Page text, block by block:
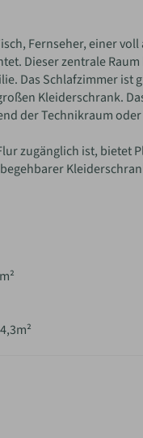
Fernseher, einer
Dieser zentrale
Das Schlafzimmer ist
Kleiderschrank.
der Technikraum
zugänglich ist, bietet